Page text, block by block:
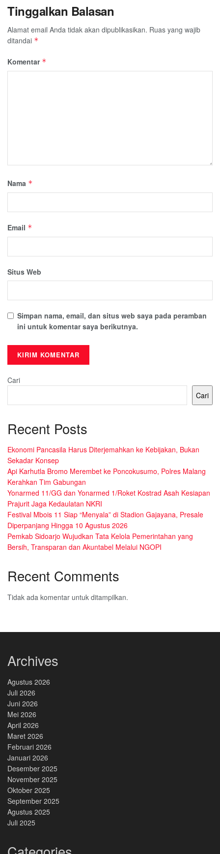
Tinggalkan Balasan
Alamat email Anda tidak akan dipublikasikan. Ruas yang wajib
ditandai *
Komentar *
Nama *
Email *
Situs Web
Simpan nama, email, dan situs web saya pada peramban
ini untuk komentar saya berikutnya.
Cari
Cari
Recent Posts
Ekonomi Pancasila Harus Diterjemahkan ke Kebijakan, Bukan
Sekadar Konsep
Api Karhutla Bromo Merembet ke Poncokusumo, Polres Malang
Kerahkan Tim Gabungan
Yonarmed 11/GG dan Yonarmed 1/Roket Kostrad Asah Kesiapan
Prajurit Jaga Kedaulatan NKRI
Festival Mbois 11 Siap “Menyala” di Stadion Gajayana, Presale
Diperpanjang Hingga 10 Agustus 2026
Pemkab Sidoarjo Wujudkan Tata Kelola Pemerintahan yang
Bersih, Transparan dan Akuntabel Melalui NGOPI
Recent Comments
Tidak ada komentar untuk ditampilkan.
Archives
Agustus 2026
Juli 2026
Juni 2026
Mei 2026
April 2026
Maret 2026
Februari 2026
Januari 2026
Desember 2025
November 2025
Oktober 2025
September 2025
Agustus 2025
Juli 2025